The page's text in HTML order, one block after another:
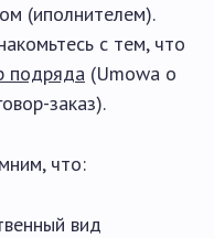
(иполнителем).
с тем, что
подряда (Umowa o
заказ).
что:
вид